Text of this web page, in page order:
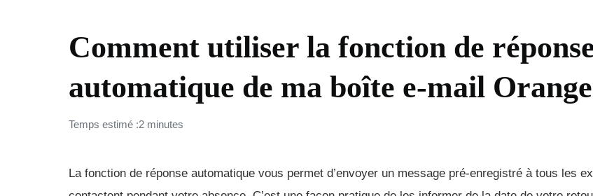
Comment utiliser la fonction de
automatique de ma boîte e-mail
Temps estimé :2 minutes
La fonction de réponse automatique vous permet d’envoyer un message pré-enregistré à tous les